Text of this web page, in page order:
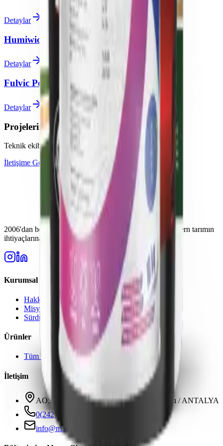
Detaylar
Humiwicks
Detaylar
Fulvic Powder
Detaylar
Projeleriniz için uzman desteği alın
Teknik ekibimiz sorularınız için hazır
İletişime Geçin
Bayi Olun
2006'dan beri Türkiye'nin güvenilir gübre üreticisi. Modern tarımın
ihtiyaçlarına yönelik yüksek kaliteli çözümler.
Kurumsal
Hakkımızda
Misyon & Vizyon
Sürdürülebilirlik
Ürünler
Tüm Ürünler
İletişim
AOSB 3. Kısım 33 Cadde No: 3 Döşemealtı / ANTALYA
0(242) 424 82 91
info@markkagenetik.com.tr